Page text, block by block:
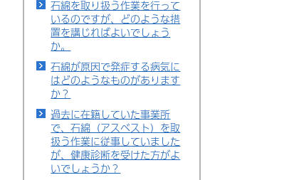
石綿を取り扱う作業を行って
いるのですが、どのような措
置を講じればよいでしょう
か。
石綿が原因で発症する病気に
はどのようなものがあります
か？
過去に在籍していた事業所
で、石綿（アスベスト）を取
扱う作業に従事していました
が、健康診断を受けた方がよ
いでしょうか？